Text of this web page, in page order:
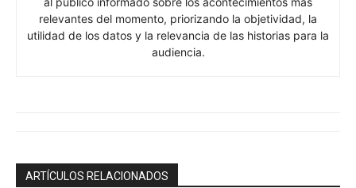
relevantes del momento, priorizando la objetividad, la
utilidad de los datos y la relevancia de las historias para la
audiencia.
ARTÍCULOS RELACIONADOS